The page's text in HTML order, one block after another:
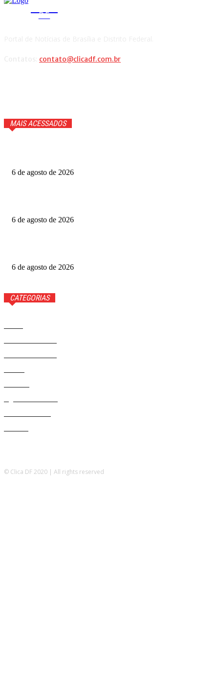
DF
contato@clicadf.com.br
MAIS ACESSADOS
6 de agosto de 2026
6 de agosto de 2026
6 de agosto de 2026
CATEGORIAS
© Clica DF 2020 | All rights reserved